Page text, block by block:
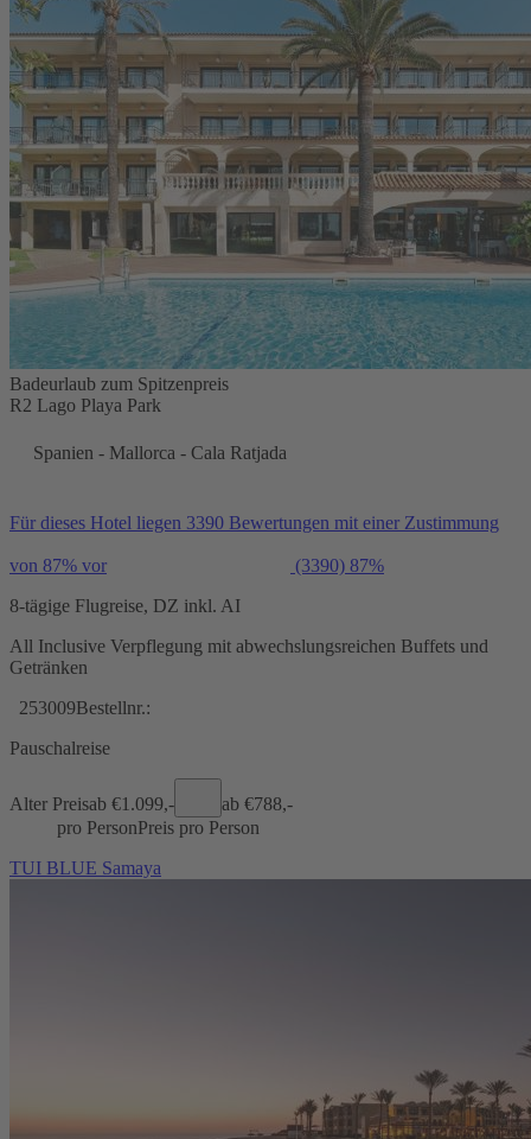
Badeurlaub zum Spitzenpreis
R2 Lago Playa Park
Spanien - Mallorca - Cala Ratjada
Für dieses Hotel liegen 3390 Bewertungen mit einer Zustimmung
von 87% vor (3390) 87%
8-tägige Flugreise, DZ inkl. AI
All Inclusive Verpflegung mit abwechslungsreichen Buffets und
Getränken
253009Bestellnr.:
Pauschalreise
Alter Preisab €1.099,- ab €788,-
pro PersonPreis pro Person
TUI BLUE Samaya